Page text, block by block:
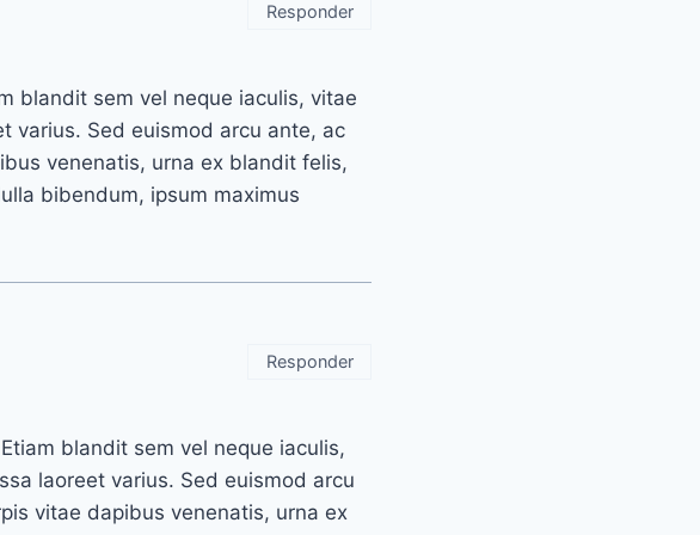
blandit sem vel neque iaculis, vitae
varius. Sed euismod arcu ante, ac
venenatis, urna ex blandit felis,
bibendum, ipsum maximus
Responder
blandit sem vel neque iaculis,
laoreet varius. Sed euismod arcu
vitae dapibus venenatis, urna ex
Responder